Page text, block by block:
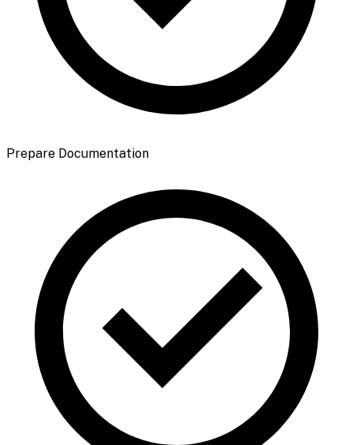
Prepare Documentation